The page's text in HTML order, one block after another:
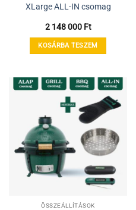
XLarge ALL-IN csomag
2 148 000 Ft
KOSÁRBA TESZEM
ÖSSZEÁLLÍTÁSOK